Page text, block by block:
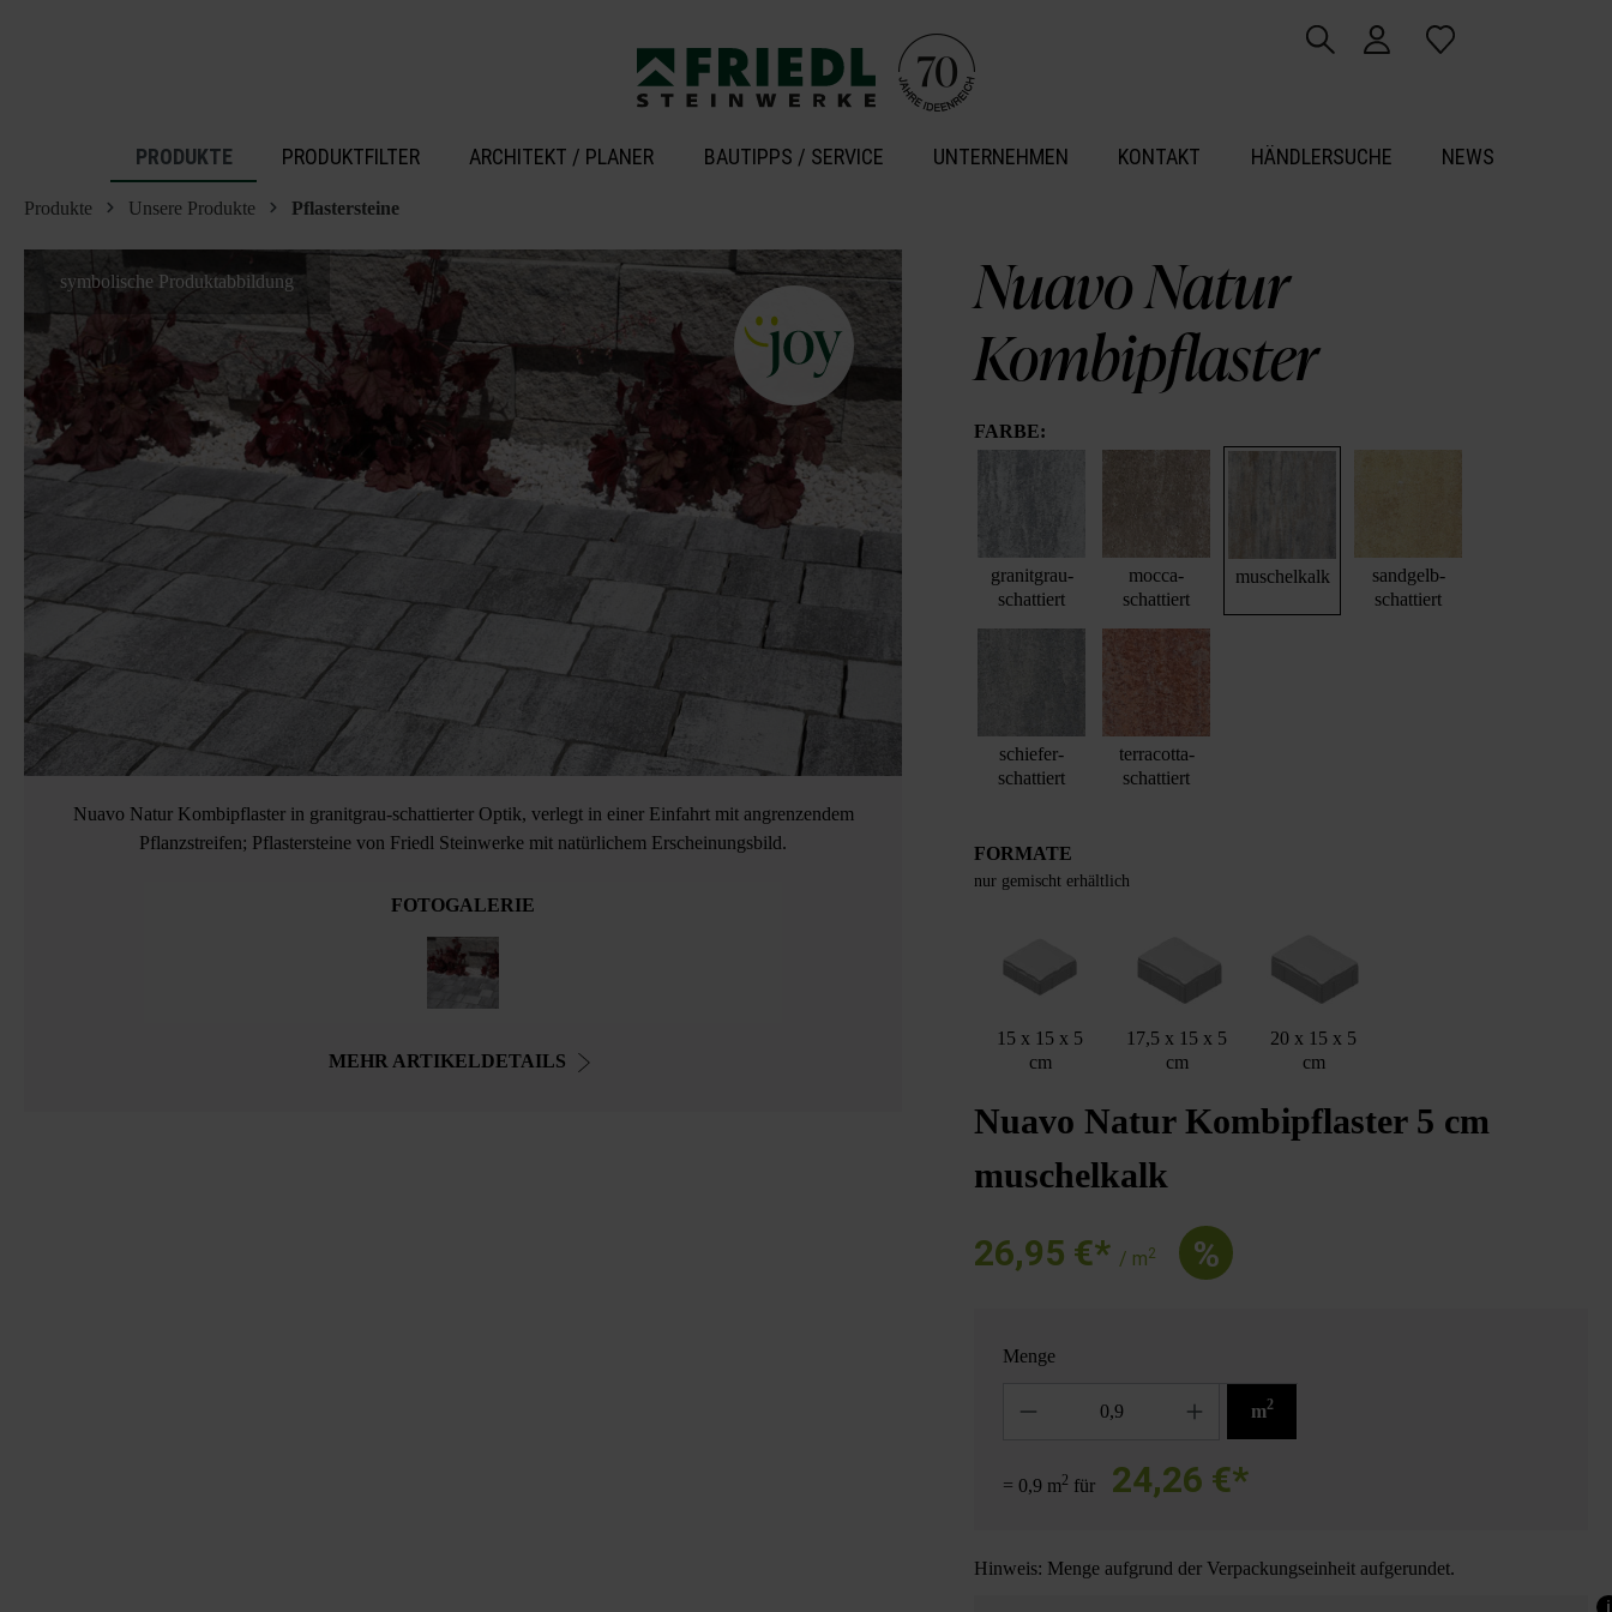
PRODUKTE PRODUKTFILTER ARCHITEKT / PLANER BAUTIPPS / SERVICE UNTERNEHMEN KONTAKT HÄNDLERSUCHE NEWS
Produkte Unsere Produkte Pflastersteine
symbolische Produktabbildung
Nuavo Natur Kombipflaster in granitgrau-schattierter Optik, verlegt in einer Einfahrt mit angrenzendem
Pflanzstreifen; Pflastersteine von Friedl Steinwerke mit natürlichem Erscheinungsbild.
FOTOGALERIE
MEHR ARTIKELDETAILS
Nuavo Natur
Kombipflaster
FARBE:
granitgrau-
schattiert
mocca-
schattiert
muschelkalk
sandgelb-
schattiert
schiefer-
schattiert
terracotta-
schattiert
FORMATE
nur gemischt erhältlich
15 x 15 x 5
cm
17,5 x 15 x 5
cm
20 x 15 x 5
cm
Nuavo Natur Kombipflaster 5 cm
muschelkalk
26,95 €* / m2 %
Menge
m2
= 0,9 m2 für 24,26 €*
Hinweis: Menge aufgrund der Verpackungseinheit aufgerundet.
i